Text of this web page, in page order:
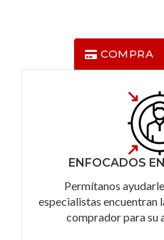
COMPRA
ENFOCADOS
Permítanos
especialistas encuentran
comprador para su